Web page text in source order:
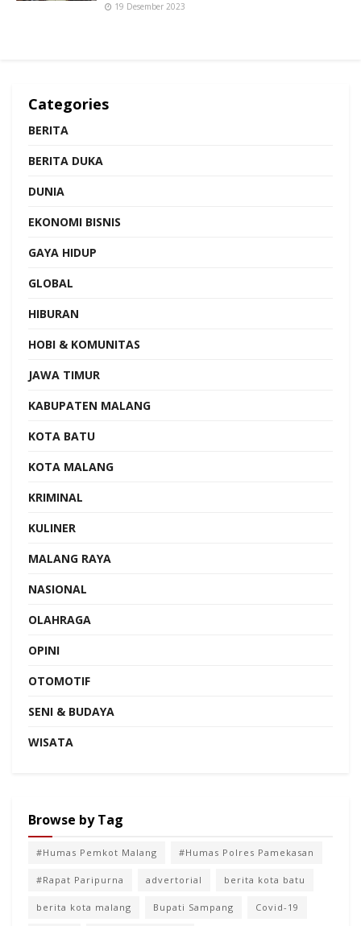
19 Desember 2023
Categories
BERITA
BERITA DUKA
DUNIA
EKONOMI BISNIS
GAYA HIDUP
GLOBAL
HIBURAN
HOBI & KOMUNITAS
JAWA TIMUR
KABUPATEN MALANG
KOTA BATU
KOTA MALANG
KRIMINAL
KULINER
MALANG RAYA
NASIONAL
OLAHRAGA
OPINI
OTOMOTIF
SENI & BUDAYA
WISATA
Browse by Tag
#Humas Pemkot Malang #Humas Polres Pamekasan
#Rapat Paripurna advertorial berita kota batu
berita kota malang Bupati Sampang Covid-19